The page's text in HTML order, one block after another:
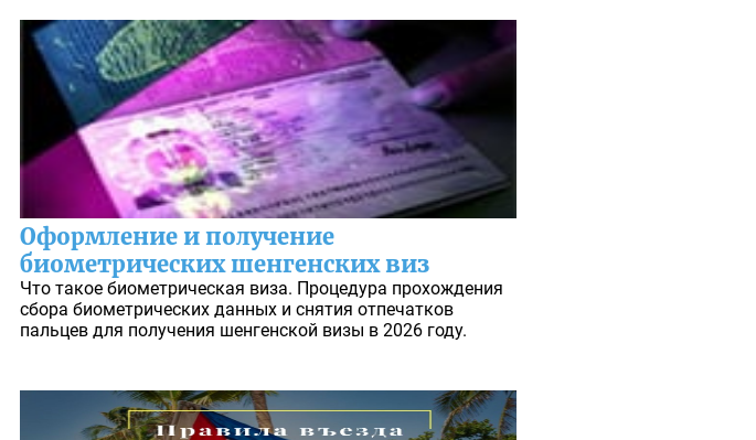
Оформление и получение
биометрических шенгенских виз
Что такое биометрическая виза. Процедура прохождения
сбора биометрических данных и снятия отпечатков
пальцев для получения шенгенской визы в 2026 году.